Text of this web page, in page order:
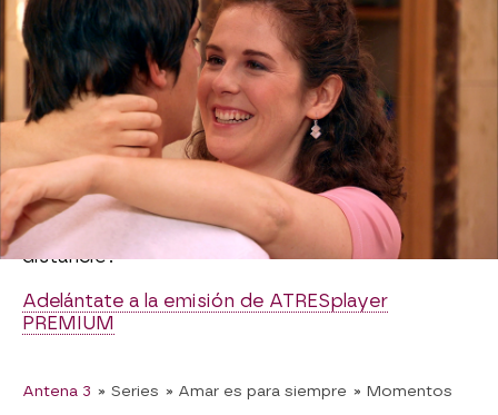
Preocupada y atemorizada, Virginia le consultaba
a Gorka si iría al infierno por perder la virginidad
antes del matrimonio, pero Etura le hizo ver que
no porque ella es buena persona y porque lo
haría por amor.
La joven lo vuelve a intentar en un encuentro a
solas con Fabián pero la actitud del joven frustra
a Virginia que no comparte sus motivos.
¿Será el sexo un motivo para que la pareja se
distancie?
Adelántate a la emisión de ATRESplayer
PREMIUM
Antena 3 » Series » Amar es para siempre » Momentos